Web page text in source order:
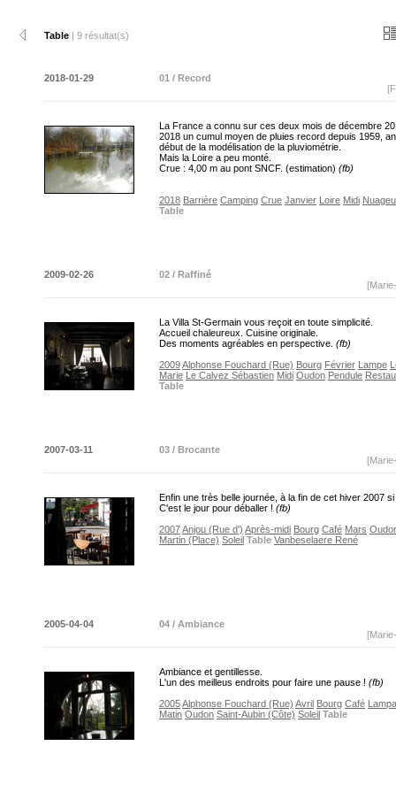
Table | 9 résultat(s)
2018-01-29
01 / Record
La France a connu sur ces deux mois de décembre
2018 un cumul moyen de pluies record depuis 1959,
début de la modélisation de la pluviométrie.
Mais la Loire a peu monté.
Crue : 4,00 m au pont SNCF. (estimation) (fb)
2018 Barrière Camping Crue Janvier Loire Midi
Table
2009-02-26
02 / Raffiné
La Villa St-Germain vous reçoit en toute simplicité.
Accueil chaleureux. Cuisine originale.
Des moments agréables en perspective. (fb)
2009Alphonse Fouchard (Rue) Bourg Février Lampe
Marie Le Calvez Sébastien Midi Oudon Pendule
Table
2007-03-11
03 / Brocante
Enfin une très belle journée, à la fin de cet hiver 2007
C'est le jour pour déballer ! (fb)
2007Anjou (Rue d') Après-midi Bourg Café Mars
Martin (Place) Soleil Table Vanbeselaere René
2005-04-04
04 / Ambiance
Ambiance et gentillesse.
L'un des meilleus endroits pour faire une pause ! (fb)
2005Alphonse Fouchard (Rue) Avril Bourg Café
Matin Oudon Saint-Aubin (Côte) Soleil Table